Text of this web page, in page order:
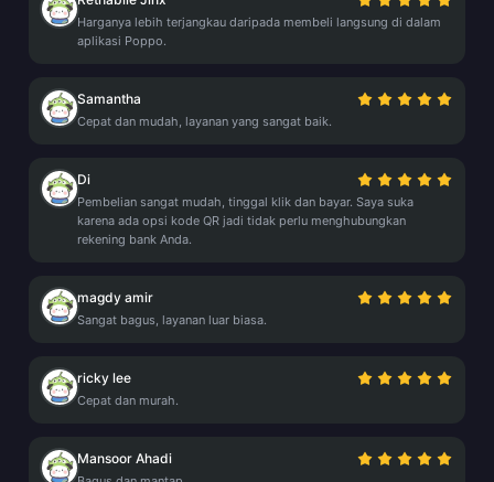
Harganya lebih terjangkau daripada membeli langsung di dalam
aplikasi Poppo.
Samantha
Cepat dan mudah, layanan yang sangat baik.
Di
Pembelian sangat mudah, tinggal klik dan bayar. Saya suka
karena ada opsi kode QR jadi tidak perlu menghubungkan
rekening bank Anda.
magdy amir
Sangat bagus, layanan luar biasa.
ricky lee
Cepat dan murah.
Mansoor Ahadi